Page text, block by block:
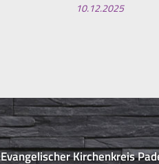
10.12.2025
Evangelischer Kirchenkreis